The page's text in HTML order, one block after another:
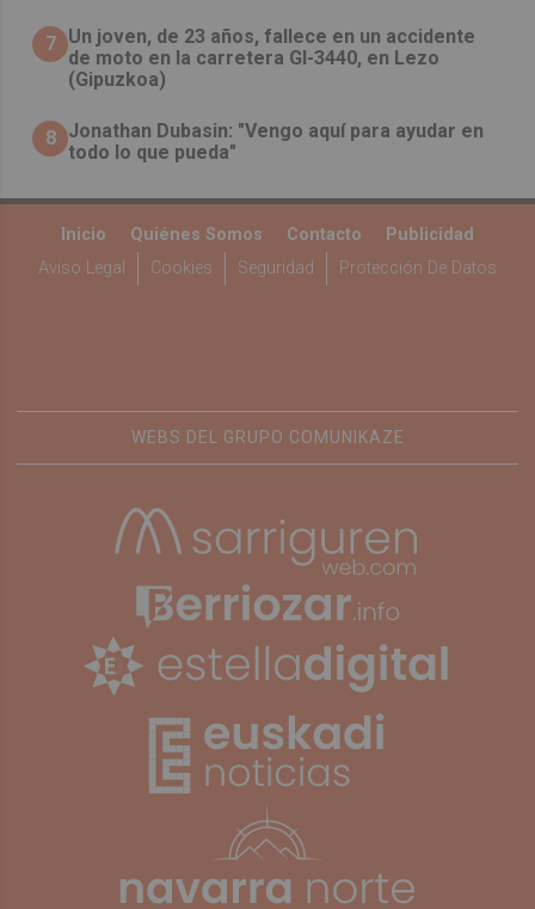
7 Un joven, de 23 años, fallece en un accidente
de moto en la carretera GI-3440, en Lezo
(Gipuzkoa)
8 Jonathan Dubasin: "Vengo aquí para ayudar en
todo lo que pueda"
Inicio Quiénes Somos Contacto
Publicidad
Aviso Legal
Cookies Seguridad Protección De Datos
WEBS DEL GRUPO COMUNIKAZE